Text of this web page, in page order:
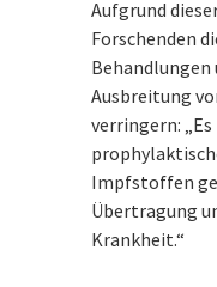
Aufgrund
Forschenden
Ausbreitung
verringern:
Impfstoffen
Übertragung
Krankheit.“